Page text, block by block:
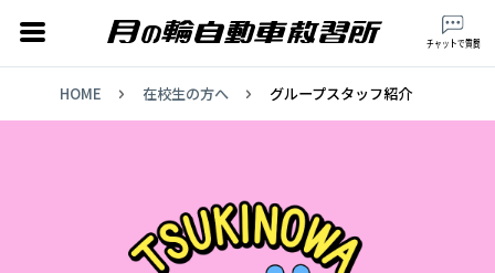
月の輪自動車
チャットで質問
HOME 在校生の方へ グループスタッフ紹介